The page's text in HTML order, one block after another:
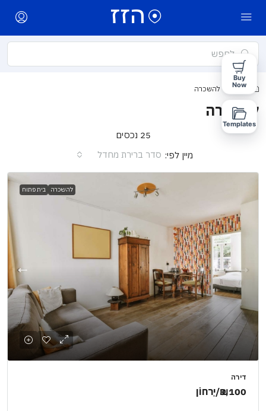
בית להשכרה
להשכרה
25 נכסים
מיין לפי: סדר ברירת מחדל
להשכרה בית פתוח
דירה
₪3,100/יַרחוֹן
Buy
Now
Templates